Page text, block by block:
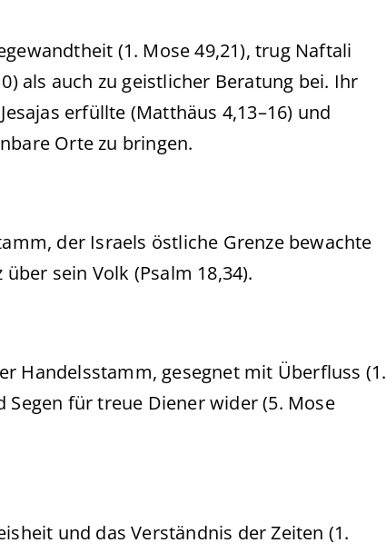
(1. Mose 49,21), trug Naftali
als auch zu geistlicher Beratung bei. Ihr
erfüllte (Matthäus 4,13–16) und
Orte zu bringen.
der Israels östliche Grenze bewachte
sein Volk (Psalm 18,34).
Handelsstamm, gesegnet mit Überfluss (1.
Segen für treue Diener wider (5. Mose
und das Verständnis der Zeiten (1.